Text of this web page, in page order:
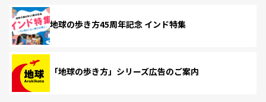
地球の歩き方45周年記念 インド特集
「地球の歩き方」シリーズ広告のご案内